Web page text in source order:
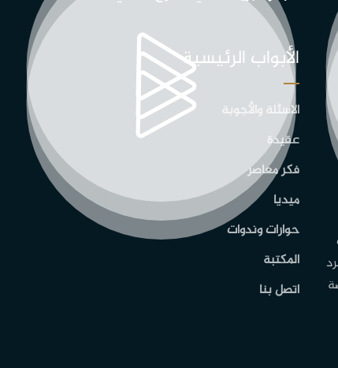
الأبواب الرئيسية
الاسئلة والأجوبة
عقيدة
فكر معاصر
ميديا
حوارات وندوات
المكتبة
اتصل بنا